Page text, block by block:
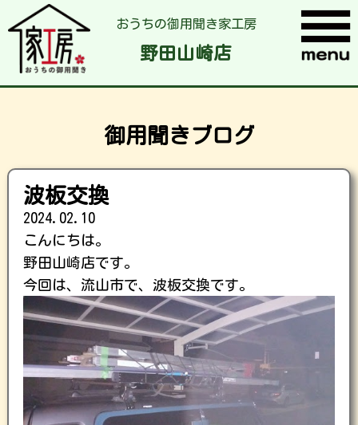
おうちの御用聞き家工房
野田山崎店
御用聞きブログ
波板交換
2024.02.10
こんにちは。
野田山崎店です。
今回は、流山市で、波板交換です。